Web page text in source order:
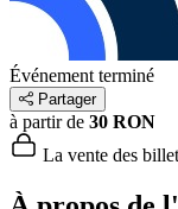
Événement terminé
Partager
à partir de 30 RON
La vente des